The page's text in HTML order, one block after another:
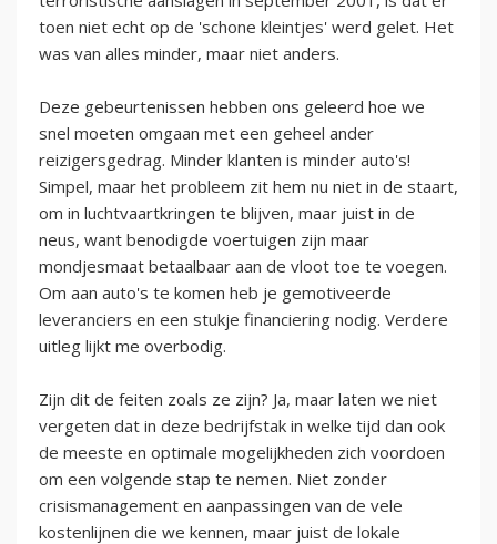
toen niet echt op de 'schone kleintjes' werd gelet. Het
was van alles minder, maar niet anders.
Deze gebeurtenissen hebben ons geleerd hoe we
snel moeten omgaan met een geheel ander
reizigersgedrag. Minder klanten is minder auto's!
Simpel, maar het probleem zit hem nu niet in de staart,
om in luchtvaartkringen te blijven, maar juist in de
neus, want benodigde voertuigen zijn maar
mondjesmaat betaalbaar aan de vloot toe te voegen.
Om aan auto's te komen heb je gemotiveerde
leveranciers en een stukje financiering nodig. Verdere
uitleg lijkt me overbodig.
Zijn dit de feiten zoals ze zijn? Ja, maar laten we niet
vergeten dat in deze bedrijfstak in welke tijd dan ook
de meeste en optimale mogelijkheden zich voordoen
om een volgende stap te nemen. Niet zonder
crisismanagement en aanpassingen van de vele
kostenlijnen die we kennen, maar juist de lokale